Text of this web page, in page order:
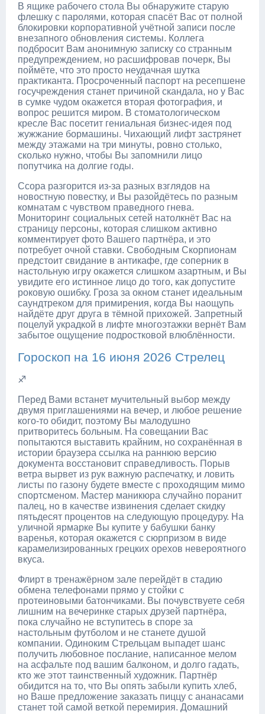
В ящике рабочего стола Вы обнаружите старую
флешку с паролями, которая спасёт Вас от полной
блокировки корпоративной учётной записи после
внезапного обновления системы. Коллега
подбросит Вам анонимную записку со странным
предупреждением, но расшифровав почерк, Вы
поймёте, что это просто неудачная шутка
практиканта. Просроченный паспорт на ресепшене
госучреждения станет причиной скандала, но у Вас
в сумке чудом окажется вторая фотография, и
вопрос решится миром. В стоматологическом
кресле Вас посетит гениальная бизнес-идея под
жужжание бормашины. Чихающий лифт застрянет
между этажами на три минуты, ровно столько,
сколько нужно, чтобы Вы запомнили лицо
попутчика на долгие годы.
Ссора разгорится из-за разных взглядов на
новостную повестку, и Вы разойдётесь по разным
комнатам с чувством праведного гнева.
Мониторинг социальных сетей натолкнёт Вас на
страницу персоны, которая слишком активно
комментирует фото Вашего партнёра, и это
потребует очной ставки. Свободным Скорпионам
предстоит свидание в антикафе, где соперник в
настольную игру окажется слишком азартным, и Вы
увидите его истинное лицо до того, как допустите
роковую ошибку. Гроза за окном станет идеальным
саундтреком для примирения, когда Вы наощупь
найдёте друг друга в тёмной прихожей. Запретный
поцелуй украдкой в лифте многоэтажки вернёт Вам
забытое ощущение подростковой влюблённости.
Гороскоп на 16 июня 2026 Стрелец
♐
Перед Вами встанет мучительный выбор между
двумя приглашениями на вечер, и любое решение
кого-то обидит, поэтому Вы малодушно
притворитесь больным. На совещании Вас
попытаются выставить крайним, но сохранённая в
истории браузера ссылка на раннюю версию
документа восстановит справедливость. Порыв
ветра вырвет из рук важную распечатку, и ловить
листы по газону будете вместе с проходящим мимо
спортсменом. Мастер маникюра случайно поранит
палец, но в качестве извинения сделает скидку
пятьдесят процентов на следующую процедуру. На
уличной ярмарке Вы купите у бабушки банку
варенья, которая окажется с сюрпризом в виде
карамелизированных грецких орехов невероятного
вкуса.
Флирт в тренажёрном зале перейдёт в стадию
обмена телефонами прямо у стойки с
протеиновыми батончиками. Вы почувствуете себя
лишним на вечеринке старых друзей партнёра,
пока случайно не вступитесь в споре за
настольным футболом и не станете душой
компании. Одиноким Стрельцам выпадет шанс
получить любовное послание, написанное мелом
на асфальте под вашим балконом, и долго гадать,
кто же этот таинственный художник. Партнёр
обидится на то, что Вы опять забыли купить хлеб,
но Ваше предложение заказать пиццу с ананасами
станет той самой веткой перемирия. Домашний